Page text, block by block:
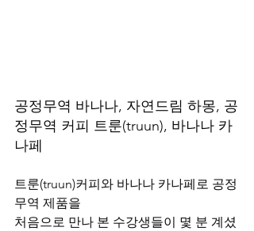
공정무역 바나나, 자연드림 하몽, 공
정무역 커피 트룬(truun), 바나나 카
나페
트룬(truun)커피와 바나나 카나페로 공정
무역 제품을
처음으로 만나 본 수강생들이 몇 분 계셨